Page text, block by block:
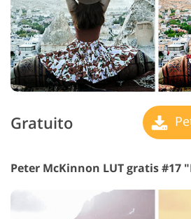
Gratuito
Peter McKinnon LUT gratis #17